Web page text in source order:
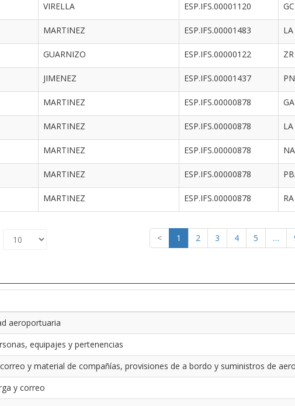
VIRELLA ESP.IFS.00001120 GC
MARTINEZ ESP.IFS.00001483 LA
GUARNIZO ESP.IFS.00000122 ZR
JIMENEZ ESP.IFS.00001437 PN
MARTINEZ ESP.IFS.00000878 GA
MARTINEZ ESP.IFS.00000878 LA
MARTINEZ ESP.IFS.00000878 NA
MARTINEZ ESP.IFS.00000878
MARTINEZ ESP.IFS.00000878 RA
< 1 2 3 4 5 …
aeroportuaria
equipajes y pertenencias
y material de compañías, provisiones de a bordo y suministros de
y correo